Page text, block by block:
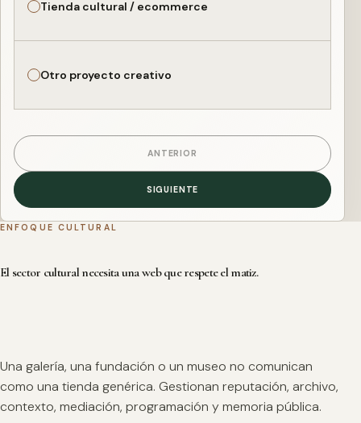
Tienda cultural / ecommerce
Otro proyecto creativo
ANTERIOR
SIGUIENTE
ENFOQUE CULTURAL
El sector cultural necesita una web que respete el matiz.
Una galería, una fundación o un museo no comunican
como una tienda genérica. Gestionan reputación, archivo,
contexto, mediación, programación y memoria pública.